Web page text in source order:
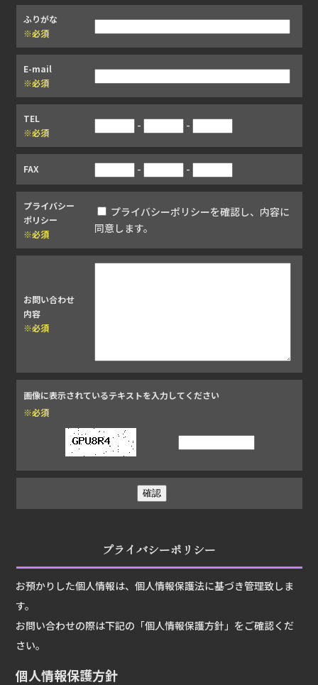
ふりがな
※必須
E-mail
※必須
TEL
※必須
- -
FAX - -
プライバシー
ポリシー
※必須
プライバシーポリシーを確認し、内容に
同意します。
お問い合わせ
内容
※必須
画像に表示されているテキストを入力してください
※必須
プライバシーポリシー
お預かりした個人情報は、個人情報保護法に基づき管理致しま
す。
お問い合わせの際は下記の「個人情報保護方針」をご確認くだ
さい。
個人情報保護方針